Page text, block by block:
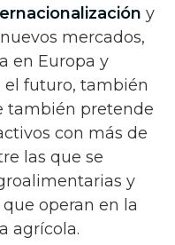
y
mercados,
en Europa y
el futuro, también
también pretende
con más de
las que se
y
operan en la
agrícola.